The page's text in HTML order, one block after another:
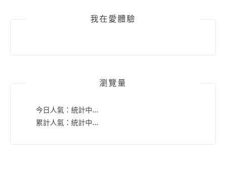
我在愛體驗
瀏覽量
今日人氣： 統計中...
累計人氣： 統計中...